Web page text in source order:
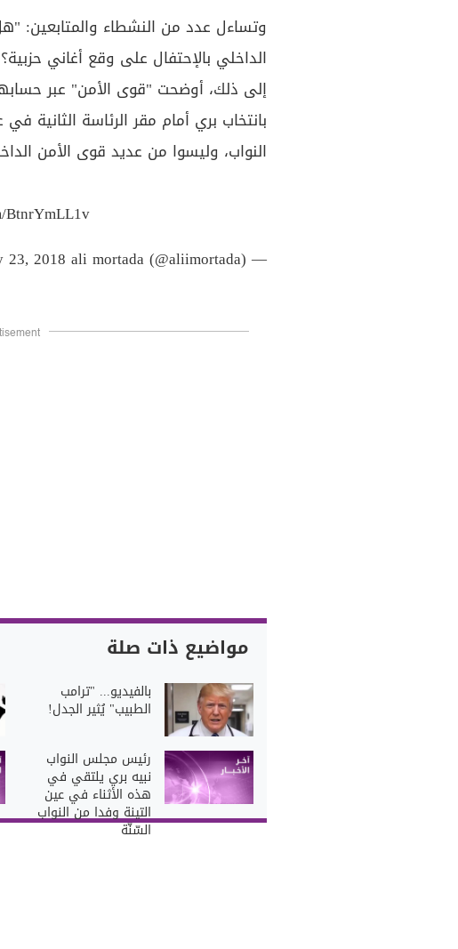
وتساءل عدد من النشطاء والمتابعين:
الداخلي بالإحتفال على وقع أغاني
إلى ذلك، أوضحت "قوى الأمن" عبر
بانتخاب بري أمام مقر الرئاسة
النواب، وليسوا من عديد قوى الأمن
BtnrYmLL1v
— ali mortada (@aliimortada)
23, 2018
مواضيع ذات صلة
بالفيديو... "ترامب
الطبيب" يُثير الجدل!
رئيس مجلس النواب
نبيه بري يلتقي في
هذه الأثناء في عين
التينة وفدا من النواب
السّنّة